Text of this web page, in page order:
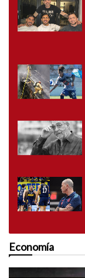
Economía